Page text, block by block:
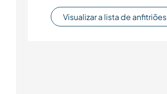
Visualizar a lista de anfitriões